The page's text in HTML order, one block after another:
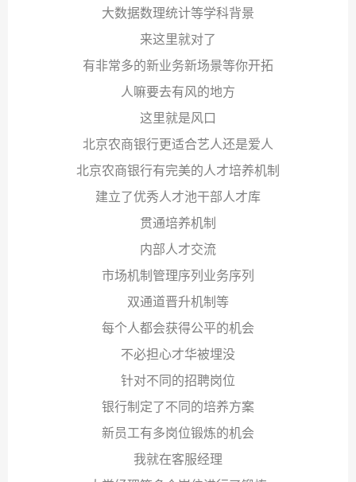
大数据数理统计等学科背景
来这里就对了
有非常多的新业务新场景等你开拓
人嘛要去有风的地方
这里就是风口
北京农商银行更适合艺人还是爱人
北京农商银行有完美的人才培养机制
建立了优秀人才池干部人才库
贯通培养机制
内部人才交流
市场机制管理序列业务序列
双通道晋升机制等
每个人都会获得公平的机会
不必担心才华被埋没
针对不同的招聘岗位
银行制定了不同的培养方案
新员工有多岗位锻炼的机会
我就在客服经理